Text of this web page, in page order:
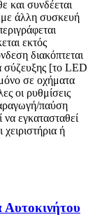
και συνδέεται
άλλη συσκευή
εκτός
διακόπτεται
σύζευξης [το LED
σε οχήματα
οι ρυθμίσεις
παύση
εγκατασταθεί
ή
Αυτοκινήτου